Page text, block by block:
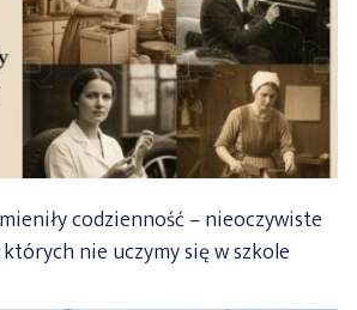
codzienność – nieoczywiste
nie uczymy się w szkole